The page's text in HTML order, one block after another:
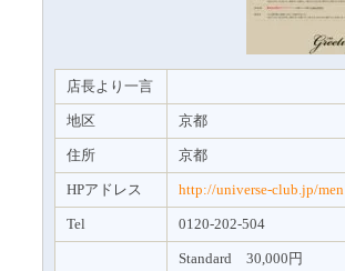
店長より一言
地区 京都
住所 京都
HPアドレス http://universe-club.jp/men
Tel 0120-202-504
Standard 30,000円